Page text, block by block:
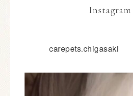
Instagram
carepets.chigasaki